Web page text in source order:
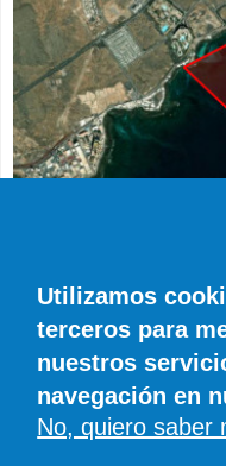
Residencia de La
agosto por las
Diario de Lanzarote 23
Utilizamos
terceros para
nuestros
navegación en
No, quiero saber